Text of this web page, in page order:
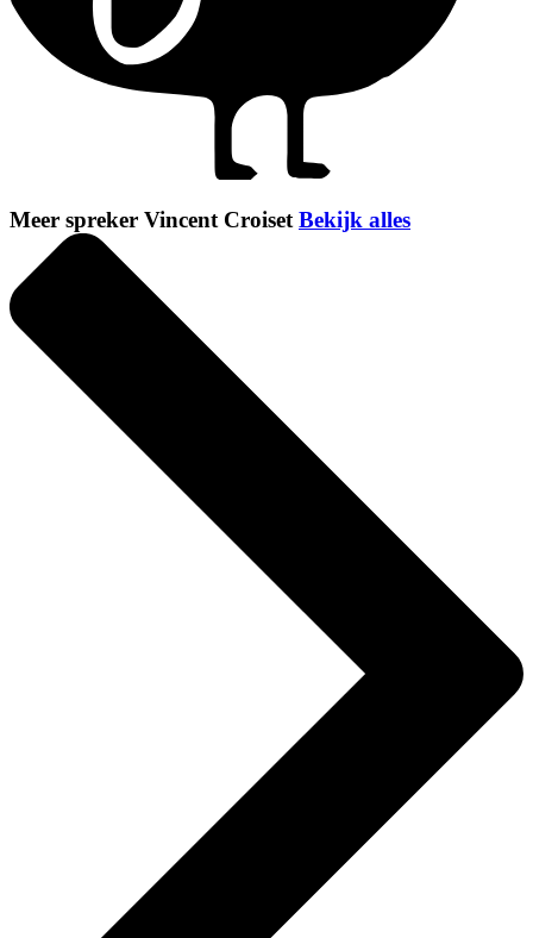
Meer spreker Vincent Croiset Bekijk alles